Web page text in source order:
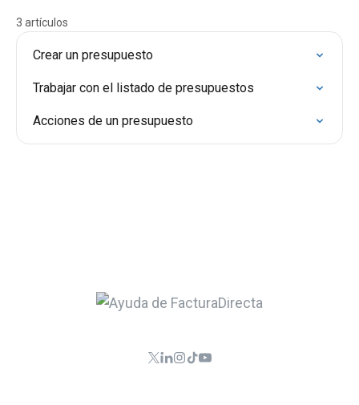
3 artículos
Crear un presupuesto
Trabajar con el listado de presupuestos
Acciones de un presupuesto